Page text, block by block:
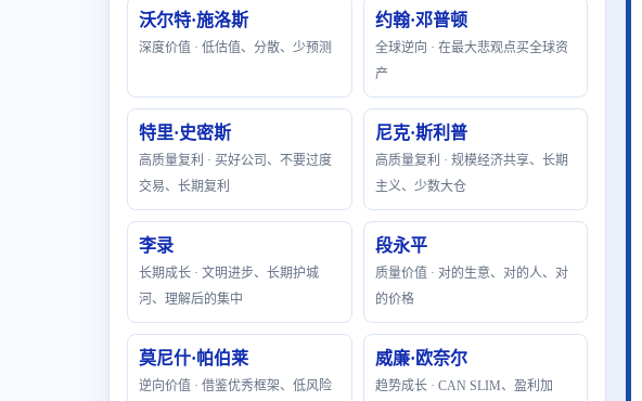
沃尔特·施洛斯
深度价值 · 低估值、分散、少预测
约翰·邓普顿
全球逆向 · 在最大悲观点买全球资
产
特里·史密斯
高质量复利 · 买好公司、不要过度
交易、长期复利
尼克·斯利普
高质量复利 · 规模经济共享、长期
主义、少数大仓
李录
长期成长 · 文明进步、长期护城
河、理解后的集中
段永平
质量价值 · 对的生意、对的人、对
的价格
莫尼什·帕伯莱
逆向价值 · 借鉴优秀框架、低风险
威廉·欧奈尔
趋势成长 · CAN SLIM、盈利加